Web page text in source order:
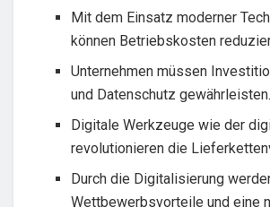
Mit dem Einsatz moderner
können Betriebskosten
Unternehmen müssen
und Datenschutz gewährleisten.
Digitale Werkzeuge wie der
revolutionieren die
Durch die Digitalisierung
Wettbewerbsvorteile und eine